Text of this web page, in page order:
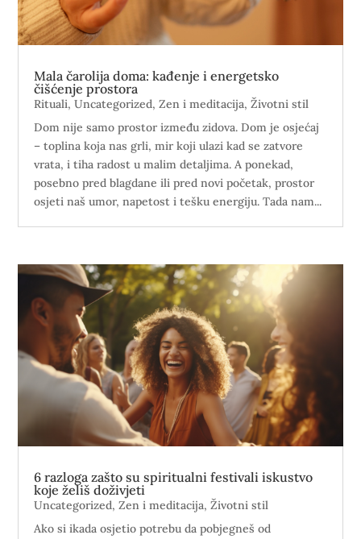
Mala čarolija doma: kađenje i energetsko
čišćenje prostora
Rituali,Uncategorized,Zen i meditacija,Životni stil
Dom nije samo prostor između zidova. Dom je osjećaj
– toplina koja nas grli, mir koji ulazi kad se zatvore
vrata, i tiha radost u malim detaljima. A ponekad,
posebno pred blagdane ili pred novi početak, prostor
osjeti naš umor, napetost i tešku energiju. Tada nam...
6 razloga zašto su spiritualni festivali iskustvo
koje želiš doživjeti
Uncategorized,Zen i meditacija,Životni stil
Ako si ikada osjetio potrebu da pobjegneš od